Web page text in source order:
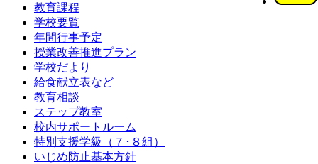
教育課程
学校要覧
年間行事予定
授業改善推進プラン
学校だより
給食献立表など
教育相談
ステップ教室
校内サポートルーム
特別支援学級（７･８組）
いじめ防止基本方針